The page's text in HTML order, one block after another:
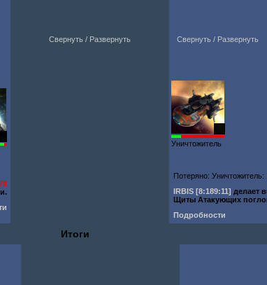
Свернуть / Развернуть Свернуть / Развернуть
Уничтожитель
Потеряно: Уничтожитель:
IRBIS [8:189:11] делает
Щиты Атакующих
Подробности
Итоги